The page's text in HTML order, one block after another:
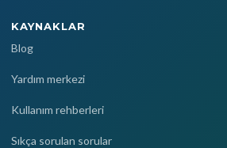
KAYNAKLAR
Blog
Yardım merkezi
Kullanım rehberleri
Sıkça sorulan sorular